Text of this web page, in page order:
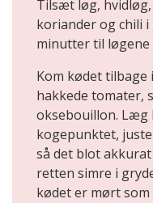
Tilsæt løg,
koriander og chili
minutter til løgene
Kom kødet tilbage
hakkede tomater,
oksebouillon. Læg
kogepunktet,
så det blot
retten simre i
kødet er mørt som